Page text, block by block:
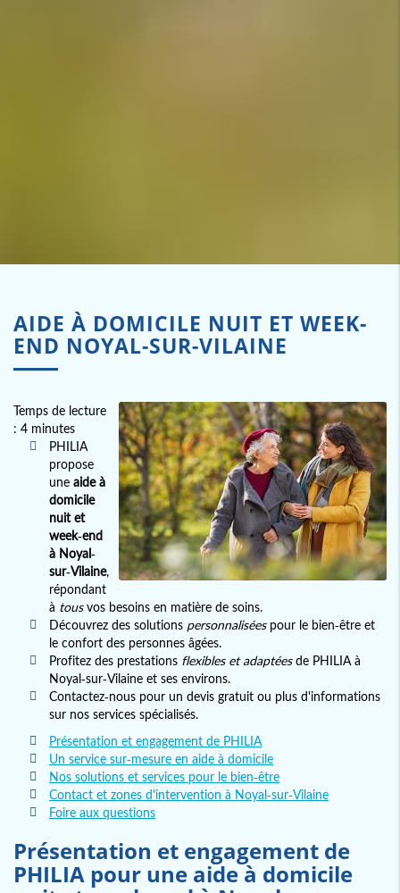
AIDE À DOMICILE NUIT ET WEEK-
END NOYAL-SUR-VILAINE
Temps de lecture
: 4 minutes
PHILIA
propose
une aide à
domicile
nuit et
week-end
à Noyal-
sur-Vilaine,
répondant
à tousvos besoins en matière de soins.
Découvrez des solutions personnaliséespour le bien-être et
le confort des personnes âgées.
Profitez des prestations flexibles et adaptéesde PHILIA à
Noyal-sur-Vilaine et ses environs.
Contactez-nous pour un devis gratuit ou plus d'informations
sur nos services spécialisés.
Présentation et engagement de PHILIA
Un service sur-mesure en aide à domicile
Nos solutions et services pour le bien-être
Contact et zones d'intervention à Noyal-sur-Vilaine
Foire aux questions
Présentation et engagement de
PHILIA pour une aide à domicile